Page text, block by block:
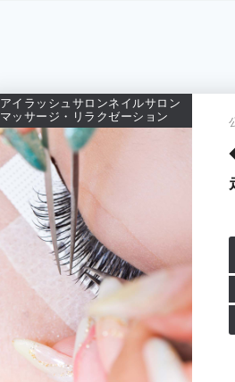
アイラッシュサロンネイルサロン
マッサージ・リラクゼーション